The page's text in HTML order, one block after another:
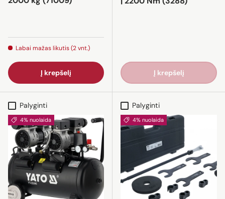
Labai mažas likutis (2 vnt.)
Į krepšelį Į krepšelį
Palyginti
4% nuolaida
Palyginti
4% nuolaida